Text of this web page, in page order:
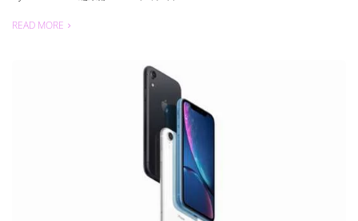
READ MORE